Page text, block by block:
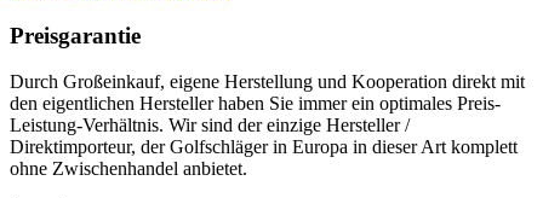
Preisgarantie
Durch Großeinkauf, eigene Herstellung und Kooperation direkt mit
den eigentlichen Hersteller haben Sie immer ein optimales Preis-
Leistung-Verhältnis. Wir sind der einzige Hersteller /
Direktimporteur, der Golfschläger in Europa in dieser Art komplett
ohne Zwischenhandel anbietet.